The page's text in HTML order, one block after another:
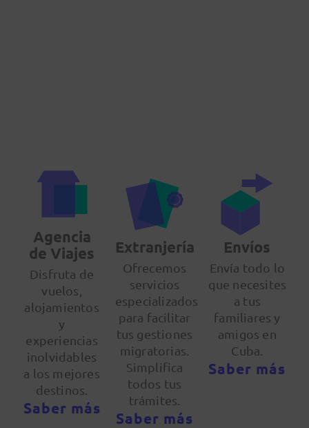
Agencia
de Viajes
Disfruta de
vuelos,
alojamientos
y
experiencias
inolvidables
a los mejores
destinos.
Saber más
Extranjería
Ofrecemos
servicios
especializados
para facilitar
tus gestiones
migratorias.
Simplifica
todos tus
trámites.
Saber más
Envíos
Envía todo lo
que necesites
a tus
familiares y
amigos en
Cuba.
Saber más